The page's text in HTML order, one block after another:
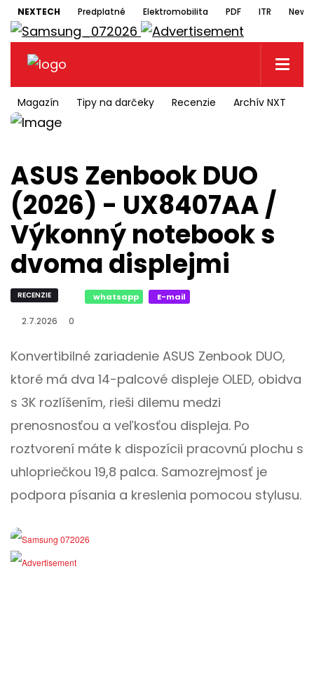
NEXTECH Predplatné Elektromobilita PDF ITR
Magazín Tipy na darčeky Recenzie Archív NXT
ASUS Zenbook DUO
(2026) - UX8407AA /
Výkonný notebook s
dvoma displejmi
RECENZIE whatsapp E-mail
2.7.2026 0
Konvertibilné zariadenie ASUS Zenbook DUO,
ktoré má dva 14-palcové displeje OLED, obidva
s 3K rozlíšením, rieši dilemu medzi
prenosnosťou a veľkosťou displeja. Po
roztvorení máte k dispozícii pracovnú plochu s
uhlopriečkou 19,8 palca. Samozrejmosť je
podpora písania a kreslenia pomocou stylusu.